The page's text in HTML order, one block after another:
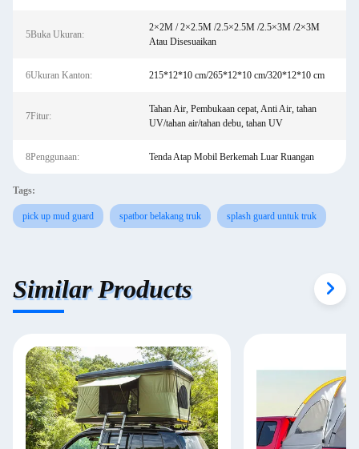
5Buka Ukuran:
2×2M / 2×2.5M /2.5×2.5M /2.5×3M /2×3M
Atau Disesuaikan
6Ukuran Kanton: 215*12*10 cm/265*12*10 cm/320*12*10 cm
7Fitur:
Tahan Air, Pembukaan cepat, Anti Air, tahan
UV/tahan air/tahan debu, tahan UV
8Penggunaan: Tenda Atap Mobil Berkemah Luar Ruangan
Tags:
pick up mud guard spatbor belakang truk splash guard untuk truk
Similar Products